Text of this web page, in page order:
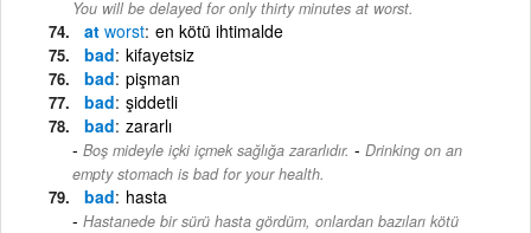
You will be delayed for only thirty minutes at worst.
at worst en kötü ihtimalde
bad kifayetsiz
bad pişman
bad şiddetli
bad zararlı
Boş mideyle içki içmek sağlığa zararlıdır. - Drinking on an
empty stomach is bad for your health.
bad hasta
Hastanede bir sürü hasta gördüm, onlardan bazıları kötü